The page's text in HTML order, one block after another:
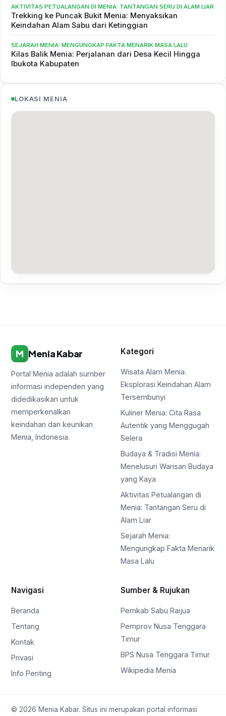
AKTIVITAS PETUALANGAN DI MENIA: TANTANGAN SERU DI ALAM LIAR
Trekking ke Puncak Bukit Menia: Menyaksikan
Keindahan Alam Sabu dari Ketinggian
SEJARAH MENIA: MENGUNGKAP FAKTA MENARIK MASA LALU
Kilas Balik Menia: Perjalanan dari Desa Kecil Hingga
Ibukota Kabupaten
LOKASI MENIA
M Menia Kabar
Portal Menia adalah sumber
informasi independen yang
didedikasikan untuk
memperkenalkan
keindahan dan keunikan
Menia, Indonesia.
Kategori
Wisata Alam Menia:
Eksplorasi Keindahan Alam
Tersembunyi
Kuliner Menia: Cita Rasa
Autentik yang Menggugah
Selera
Budaya & Tradisi Menia:
Menelusuri Warisan Budaya
yang Kaya
Aktivitas Petualangan di
Menia: Tantangan Seru di
Alam Liar
Sejarah Menia:
Mengungkap Fakta Menarik
Masa Lalu
Navigasi
Beranda
Tentang
Kontak
Privasi
Info Penting
Sumber & Rujukan
Pemkab Sabu Raijua
Pemprov Nusa Tenggara
Timur
BPS Nusa Tenggara Timur
Wikipedia Menia
© 2026 Menia Kabar. Situs ini merupakan portal informasi